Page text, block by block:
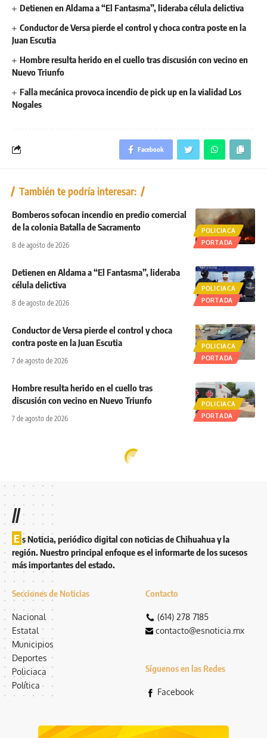
Detienen en Aldama a “El Fantasma”, lideraba célula delictiva
Conductor de Versa pierde el control y choca contra poste en la
Juan Escutia
Hombre resulta herido en el cuello tras discusión con vecino en
Nuevo Triunfo
Falla mecánica provoca incendio de pick up en la vialidad Los
Nogales
Facebook
También te podría interesar:
POLICIACA
PORTADA
Bomberos sofocan incendio en predio comercial
de la colonia Batalla de Sacramento
8 de agosto de 2026
POLICIACA
PORTADA
Detienen en Aldama a “El Fantasma”, lideraba
célula delictiva
8 de agosto de 2026
POLICIACA
PORTADA
Conductor de Versa pierde el control y choca
contra poste en la Juan Escutia
7 de agosto de 2026
POLICIACA
PORTADA
Hombre resulta herido en el cuello tras
discusión con vecino en Nuevo Triunfo
7 de agosto de 2026
//
E s Noticia, periódico digital con noticias de Chihuahua y la
región. Nuestro principal enfoque es el informarte de los sucesos
más importantes del estado.
Secciones de Noticias
Nacional
Estatal
Municipios
Deportes
Policiaca
Política
Contacto
(614) 278 7185
contacto@esnoticia.mx
Síguenos en las Redes
Facebook